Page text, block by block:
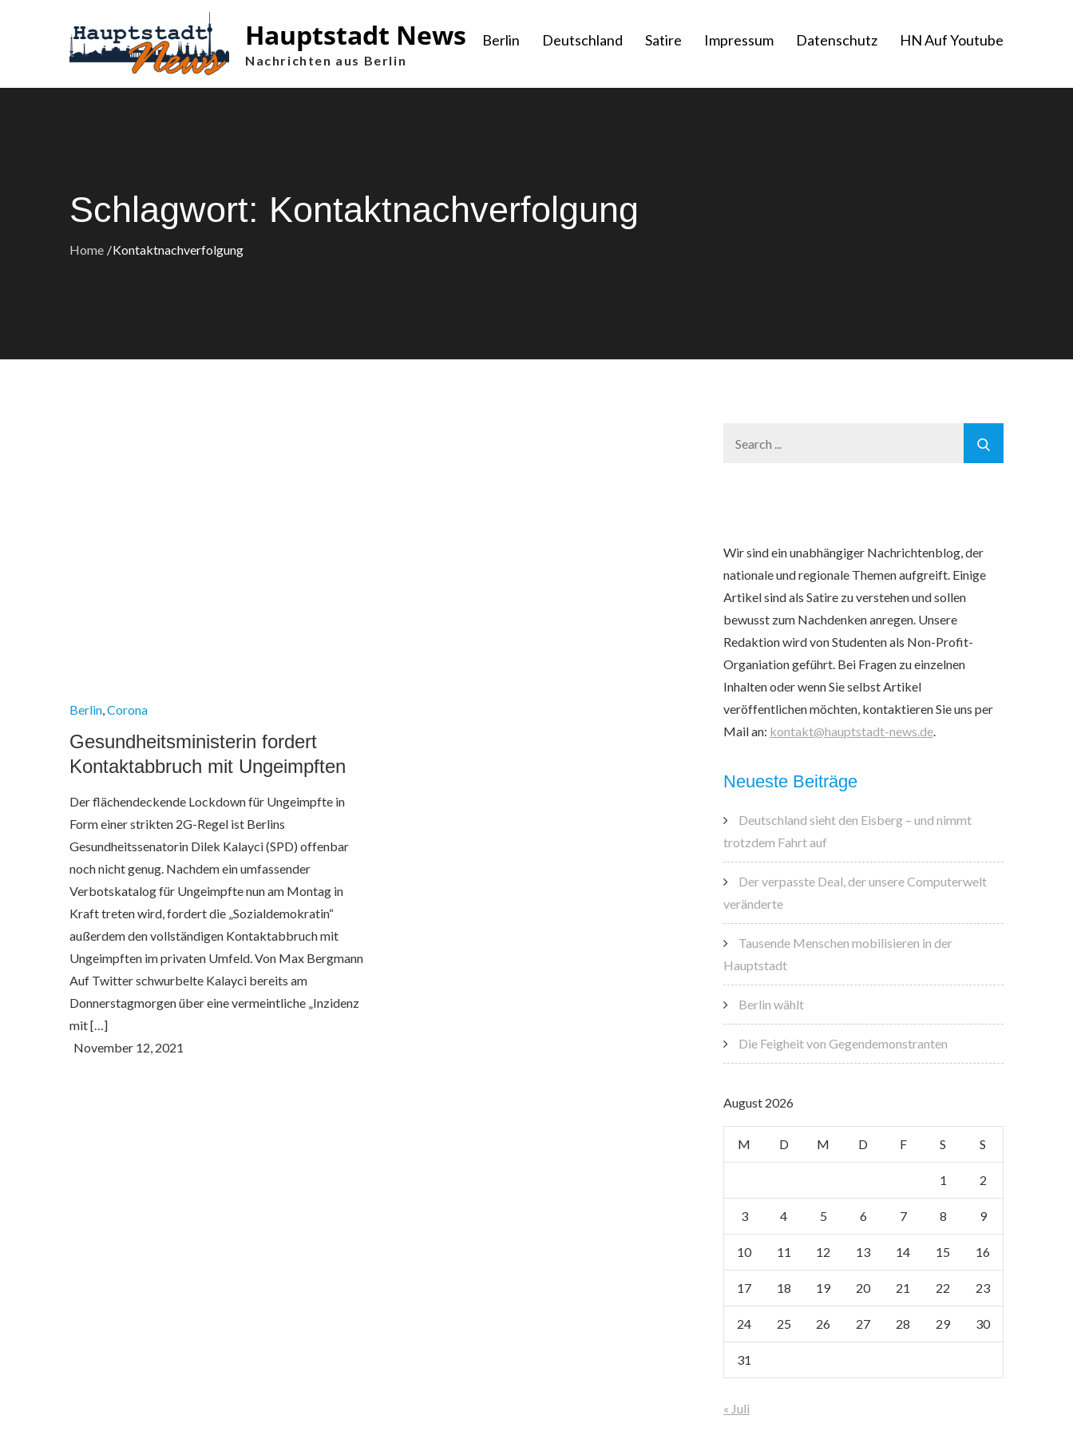
Hauptstadt News
Nachrichten aus Berlin
Berlin Deutschland Satire Impressum Datenschutz HN Auf Youtube
Schlagwort: Kontaktnachverfolgung
Home Kontaktnachverfolgung
Berlin Corona
Gesundheitsministerin fordert
Kontaktabbruch mit Ungeimpften
Der flächendeckende Lockdown für Ungeimpfte in
Form einer strikten 2G-Regel ist Berlins
Gesundheitssenatorin Dilek Kalayci (SPD) offenbar
noch nicht genug. Nachdem ein umfassender
Verbotskatalog für Ungeimpfte nun am Montag in
Kraft treten wird, fordert die „Sozialdemokratin“
außerdem den vollständigen Kontaktabbruch mit
Ungeimpften im privaten Umfeld. Von Max Bergmann
Auf Twitter schwurbelte Kalayci bereits am
Donnerstagmorgen über eine vermeintliche „Inzidenz
mit […]
Wir sind ein unabhängiger Nachrichtenblog, der
nationale und regionale Themen aufgreift. Einige
Artikel sind als Satire zu verstehen und sollen
bewusst zum Nachdenken anregen. Unsere
Redaktion wird von Studenten als Non-Profit-
Organiation geführt. Bei Fragen zu einzelnen
Inhalten oder wenn Sie selbst Artikel
veröffentlichen möchten, kontaktieren Sie uns per
Mail an: kontakt@hauptstadt-news.de.
Neueste Beiträge
Deutschland sieht den Eisberg – und nimmt
trotzdem Fahrt auf
Der verpasste Deal, der unsere Computerwelt
veränderte
Tausende Menschen mobilisieren in der
Hauptstadt
Berlin wählt
Die Feigheit von Gegendemonstranten
August 2026
M D M D F S S
1 2
3 4 5 6 7 8 9
10 11 12 13 14 15 16
17 18 19 20 21 22 23
24 25 26 27 28 29 30
31
« Juli